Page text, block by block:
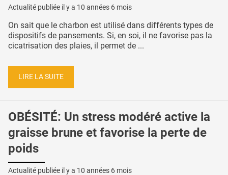
Actualité publiée il y a 10 années 6 mois
On sait que le charbon est utilisé dans différents types de
dispositifs de pansements. Si, en soi, il ne favorise pas la
cicatrisation des plaies, il permet de ...
LIRE LA SUITE
OBÉSITÉ: Un stress modéré active la
graisse brune et favorise la perte de
poids
Actualité publiée il y a 10 années 6 mois